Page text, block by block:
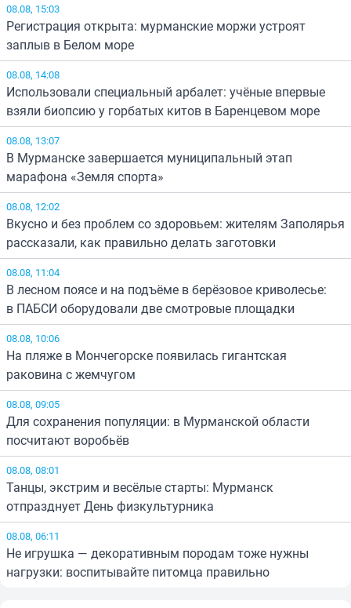
08.08, 15:03
Регистрация открыта: мурманские моржи устроят
заплыв в Белом море
08.08, 14:08
Использовали специальный арбалет: учёные впервые
взяли биопсию у горбатых китов в Баренцевом море
08.08, 13:07
В Мурманске завершается муниципальный этап
марафона «Земля спорта»
08.08, 12:02
Вкусно и без проблем со здоровьем: жителям Заполярья
рассказали, как правильно делать заготовки
08.08, 11:04
В лесном поясе и на подъёме в берёзовое криволесье:
в ПАБСИ оборудовали две смотровые площадки
08.08, 10:06
На пляже в Мончегорске появилась гигантская
раковина с жемчугом
08.08, 09:05
Для сохранения популяции: в Мурманской области
посчитают воробьёв
08.08, 08:01
Танцы, экстрим и весёлые старты: Мурманск
отпразднует День физкультурника
08.08, 06:11
Не игрушка — декоративным породам тоже нужны
нагрузки: воспитывайте питомца правильно